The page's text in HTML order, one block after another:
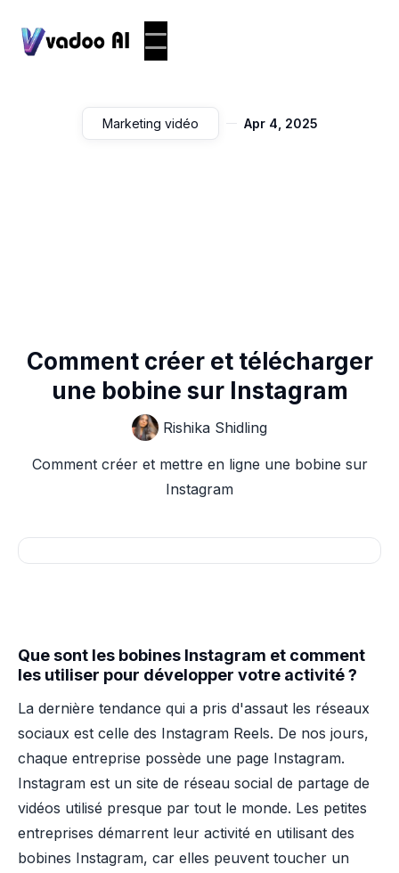
Marketing vidéo Apr 4, 2025
Comment créer et télécharger
une bobine sur Instagram
Rishika Shidling
Comment créer et mettre en ligne une bobine sur
Instagram
Que sont les bobines Instagram et comment
les utiliser pour développer votre activité ?
La dernière tendance qui a pris d'assaut les réseaux
sociaux est celle des Instagram Reels. De nos jours,
chaque entreprise possède une page Instagram.
Instagram est un site de réseau social de partage de
vidéos utilisé presque par tout le monde. Les petites
entreprises démarrent leur activité en utilisant des
bobines Instagram, car elles peuvent toucher un